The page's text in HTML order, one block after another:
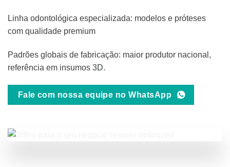
Linha odontológica especializada: modelos e próteses
com qualidade premium
Padrões globais de fabricação: maior produtor nacional,
referência em insumos 3D.
Fale com nossa equipe no WhatsApp